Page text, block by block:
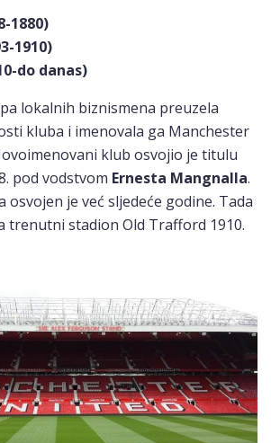
1880)
1910)
do danas)
lokalnih biznismena preuzela
kluba i imenovala ga Manchester
klub osvojio je titulu
pod vodstvom Ernesta Mangnalla.
osvojen je već sljedeće godine. Tada
trenutni stadion Old Trafford 1910.